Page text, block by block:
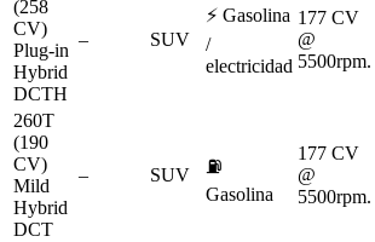
(258
CV)
Plug-in
Hybrid
DCTH
– SUV
⚡ Gasolina
/
electricidad
177 CV
@
5500rpm.
260T
(190
CV)
Mild
Hybrid
DCT
– SUV
⛽
Gasolina
177 CV
@
5500rpm.